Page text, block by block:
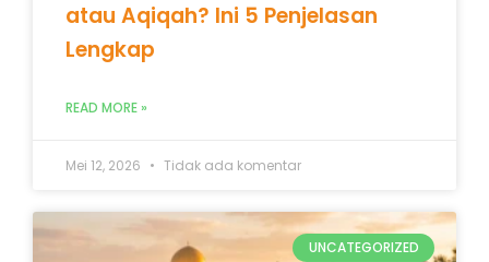
atau Aqiqah? Ini 5 Penjelasan
Lengkap
READ MORE »
Mei 12, 2026 Tidak ada komentar
UNCATEGORIZED